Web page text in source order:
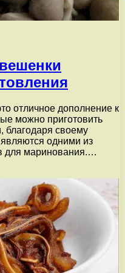
отличное дополнение к
можно приготовить
благодаря своему
одними из
для маринования.…